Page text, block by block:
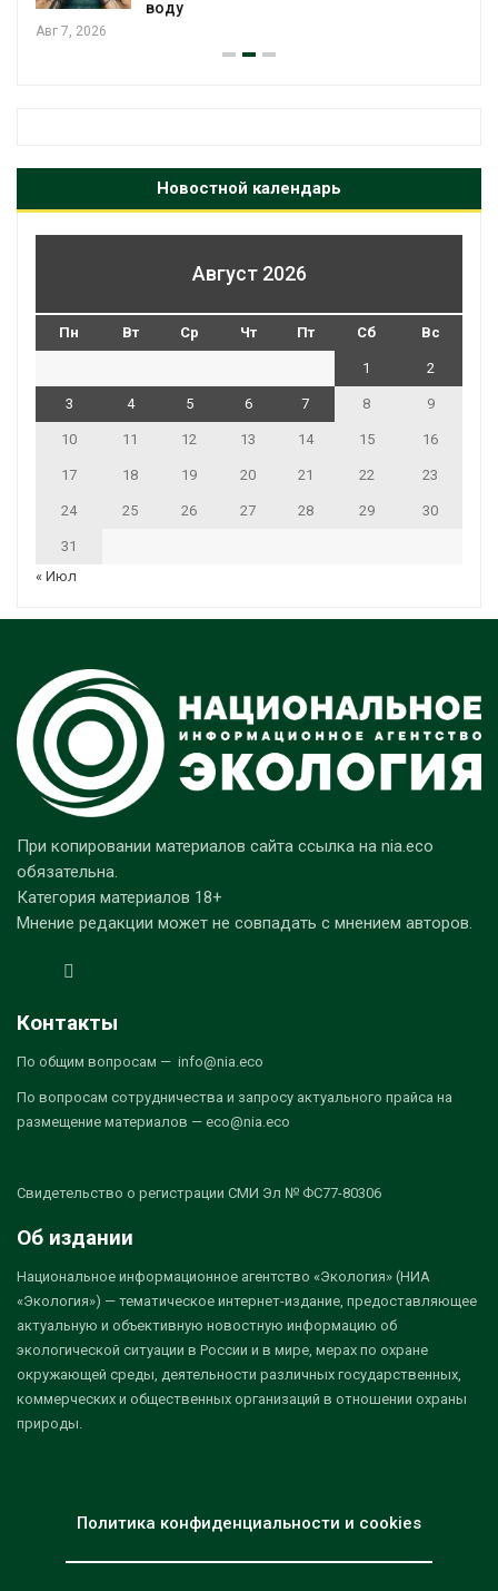
Новостной календарь
Август 2026
Пн Вт Ср Чт Пт Сб Вс
1 2
3 4 5 6 7 8 9
10 11 12 13 14 15 16
17 18 19 20 21 22 23
24 25 26 27 28 29 30
31
« Июл
При копировании материалов сайта ссылка на nia.eco
обязательна.
Категория материалов 18+
Мнение редакции может не совпадать с мнением авторов.
Контакты
По общим вопросам — info@nia.eco
По вопросам сотрудничества и запросу актуального прайса на
размещение материалов — eco@nia.eco
Свидетельство о регистрации СМИ Эл № ФС77-80306
Об издании
Национальное информационное агентство «Экология» (НИА
«Экология») — тематическое интернет-издание, предоставляющее
актуальную и объективную новостную информацию об
экологической ситуации в России и в мире, мерах по охране
окружающей среды, деятельности различных государственных,
коммерческих и общественных организаций в отношении охраны
природы.
Политика конфиденциальности и cookies